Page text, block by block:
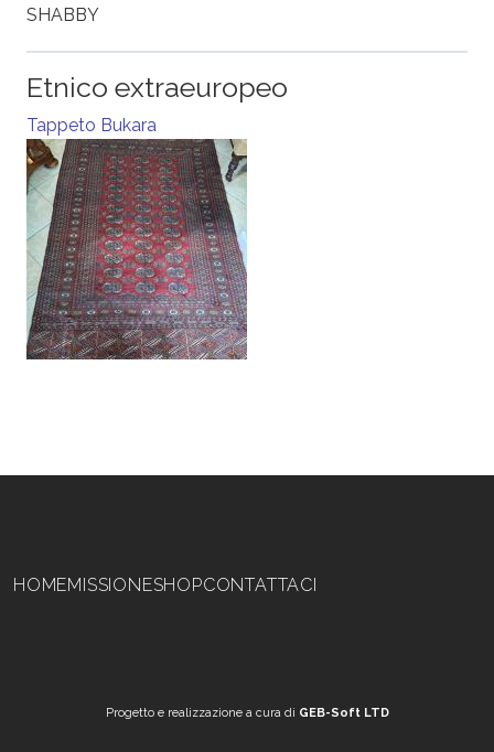
SHABBY
Etnico extraeuropeo
Tappeto Bukara
Navigazione principale
HOMEMISSIONESHOPCONTATTACI
Progetto e realizzazione a cura di GEB-Soft LTD